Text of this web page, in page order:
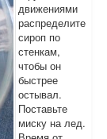
движениями
распределите
сироп по
стенкам,
чтобы он
быстрее
остывал.
Поставьте
миску на лед.